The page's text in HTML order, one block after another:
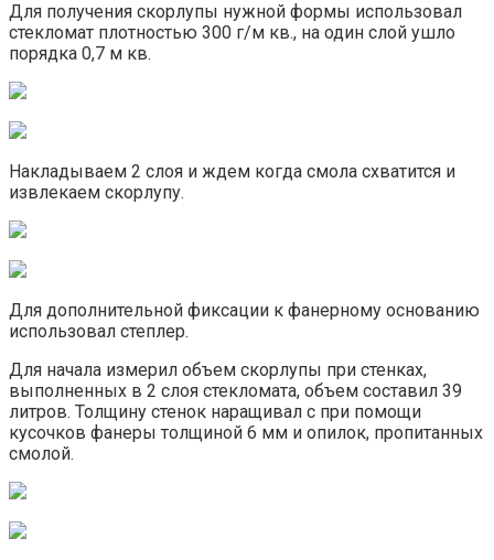
Для получения скорлупы нужной формы использовал
стекломат плотностью 300 г/м кв., на один слой ушло
порядка 0,7 м кв.
Накладываем 2 слоя и ждем когда смола схватится и
извлекаем скорлупу.
Для дополнительной фиксации к фанерному основанию
использовал степлер.
Для начала измерил объем скорлупы при стенках,
выполненных в 2 слоя стекломата, объем составил 39
литров. Толщину стенок наращивал с при помощи
кусочков фанеры толщиной 6 мм и опилок, пропитанных
смолой.